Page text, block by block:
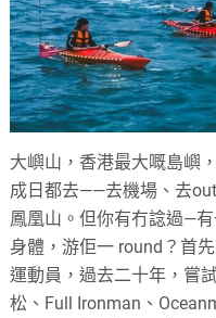
大嶼山，香港最大嘅島嶼
成日都去——去機場、去
鳳凰山。但你有冇諗過—
身體，游佢一 round？首
運動員，過去二十年，嘗
松、Full Ironman、